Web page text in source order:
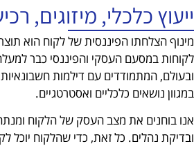
ייעוץ כלכלי, מיזוגים,
מינוף הצלחתו הפיננסית של לקוח הוא
ובעולם, המתמודדים עם דילמות
במגוון נושאים כלכליים ואסטרטגיים.
אנו בוחנים את מצב העסק של הלקוח
ובדיקת נהלים. כל זאת, כדי שהלקוח יוכל